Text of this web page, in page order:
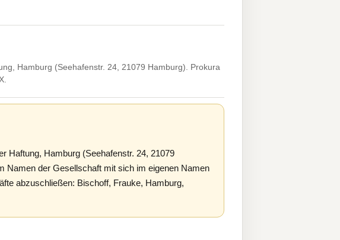
Hamburg (Seehafenstr. 24, 21079 Hamburg). Prokura
Haftung, Hamburg (Seehafenstr. 24, 21079
Namen der Gesellschaft mit sich im eigenen Namen
abzuschließen: Bischoff, Frauke, Hamburg,